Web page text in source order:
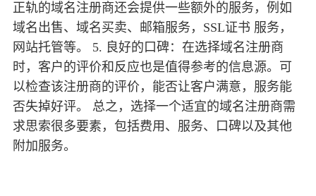
正轨的域名注册商还会提供一些额外的服务，例如
域名出售、域名买卖、邮箱服务，SSL证书 服务，
网站托管等。 5. 良好的口碑：在选择域名注册商
时，客户的评价和反应也是值得参考的信息源。可
以检查该注册商的评价，能否让客户满意，服务能
否失掉好评。 总之，选择一个适宜的域名注册商需
求思索很多要素，包括费用、服务、口碑以及其他
附加服务。